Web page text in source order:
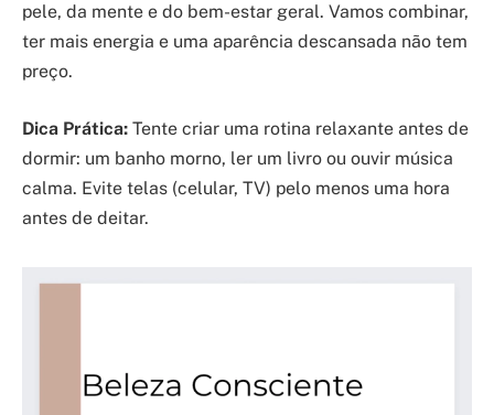
pele, da mente e do bem-estar geral. Vamos combinar,
ter mais energia e uma aparência descansada não tem
preço.
Dica Prática: Tente criar uma rotina relaxante antes de
dormir: um banho morno, ler um livro ou ouvir música
calma. Evite telas (celular, TV) pelo menos uma hora
antes de deitar.